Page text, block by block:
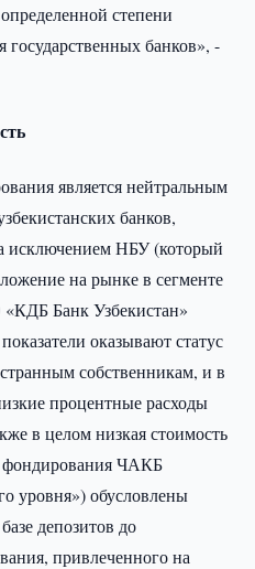
степени
банков», -
является нейтральным
банков,
исключением НБУ (который
на рынке в сегменте
Банк Узбекистан»
оказывают статус
собственникам, и в
процентные расходы
в целом низкая стоимость
фондирования ЧАКБ
уровня») обусловлены
депозитов до
привлеченного на